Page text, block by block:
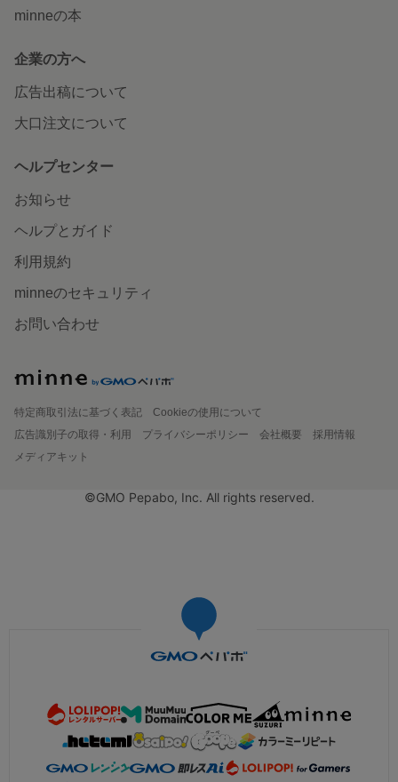
minneの本
企業の方へ
広告出稿について
大口注文について
ヘルプセンター
お知らせ
ヘルプとガイド
利用規約
minneのセキュリティ
お問い合わせ
特定商取引法に基づく表記
Cookieの使用について
広告識別子の取得・利用
プライバシーポリシー 会社概要
採用情報
メディアキット
©GMO Pepabo, Inc. All rights reserved.